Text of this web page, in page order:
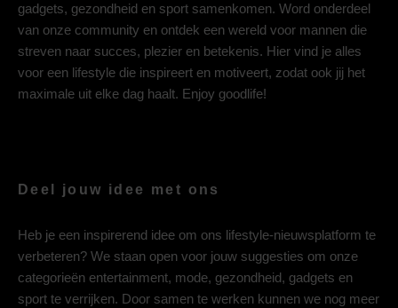
gadgets, gezondheid en sport samenkomen. Word onderdeel
van onze community en ontdek een wereld voor mannen die
streven naar succes, plezier en betekenis. Hier vind je alles
voor een lifestyle die inspireert en motiveert, zodat ook jij het
maximale uit elke dag haalt. Enjoy goodlife!
Deel jouw idee met ons
Heb je een inspirerend idee om ons lifestyle-nieuwsplatform te
verbeteren? We staan open voor jouw suggesties om onze
categorieën entertainment, mode, gezondheid, gadgets en
sport te verrijken. Door samen te werken kunnen we nog meer